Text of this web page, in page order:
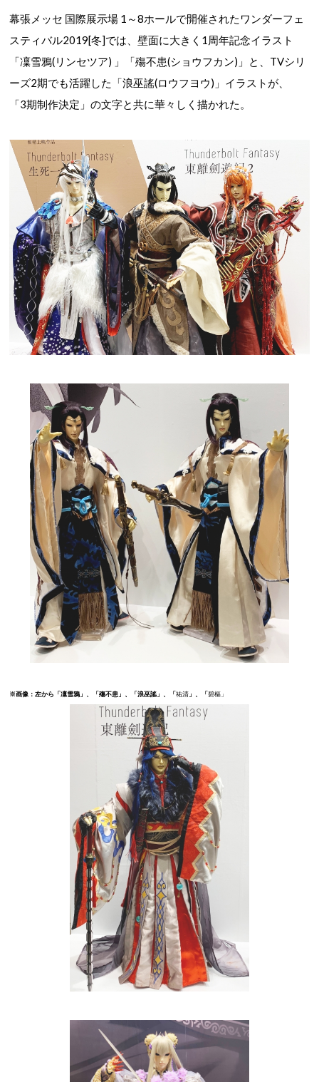
幕張メッセ 国際展示場 1～8ホールで開催されたワンダーフェ
スティバル2019[冬]では、壁面に大きく1周年記念イラスト
「凜雪鴉(リンセツア) 」「殤不患(ショウフカン)」と、TVシリ
ーズ2期でも活躍した「浪巫謠(ロウフヨウ)」イラストが、
「3期制作決定」の文字と共に華々しく描かれた。
※画像：左から「凜雪鴉」、「殤不患」、「浪巫謠」、「祐清 」、「碧樞」